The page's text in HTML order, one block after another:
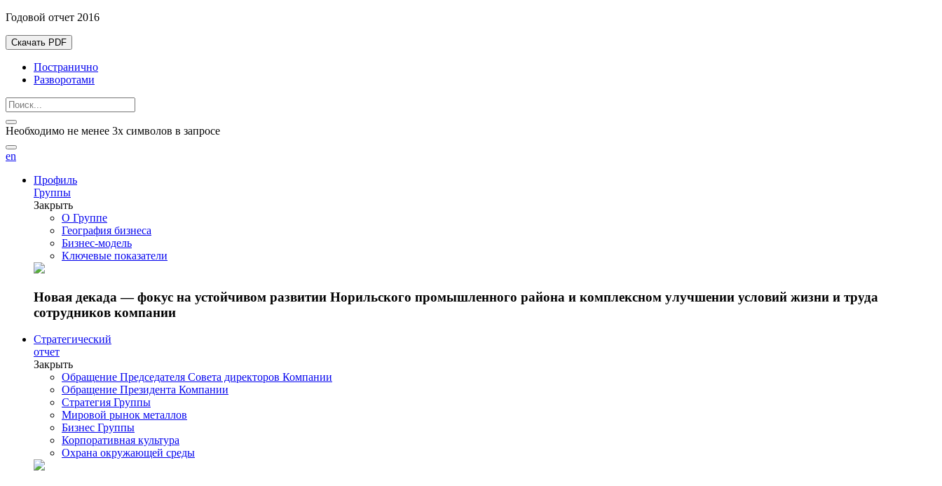
Годовой отчет 2016
Скачать PDF
Постранично
Разворотами
Необходимо не менее 3х символов в запросе
en
Профиль
Группы
Закрыть
О Группе
География бизнеса
Бизнес-модель
Ключевые показатели
Новая декада — фокус на устойчивом развитии Норильского промышленного района и комплексном улучшении условий жизни и труда
сотрудников компании
Стратегический
отчет
Закрыть
Обращение Председателя Совета директоров Компании
Обращение Президента Компании
Стратегия Группы
Мировой рынок металлов
Бизнес Группы
Корпоративная культура
Охрана окружающей среды